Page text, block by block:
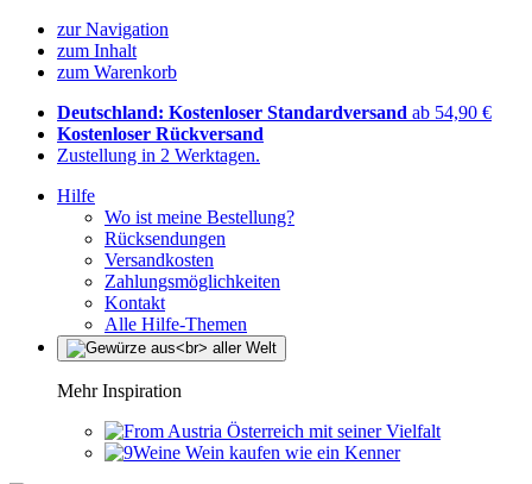
zur Navigation
zum Inhalt
zum Warenkorb
Deutschland: Kostenloser Standardversand ab 54,90 €
Kostenloser Rückversand
Zustellung in 2 Werktagen.
Hilfe
Wo ist meine Bestellung?
Rücksendungen
Versandkosten
Zahlungsmöglichkeiten
Kontakt
Alle Hilfe-Themen
Mehr Inspiration
Österreich mit seiner Vielfalt
Wein kaufen wie ein Kenner